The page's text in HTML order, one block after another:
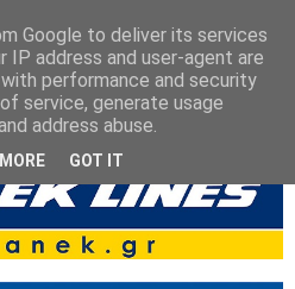
Google to deliver its services
IP address and user-agent are
performance and security
service, generate usage
address abuse.
GOT IT